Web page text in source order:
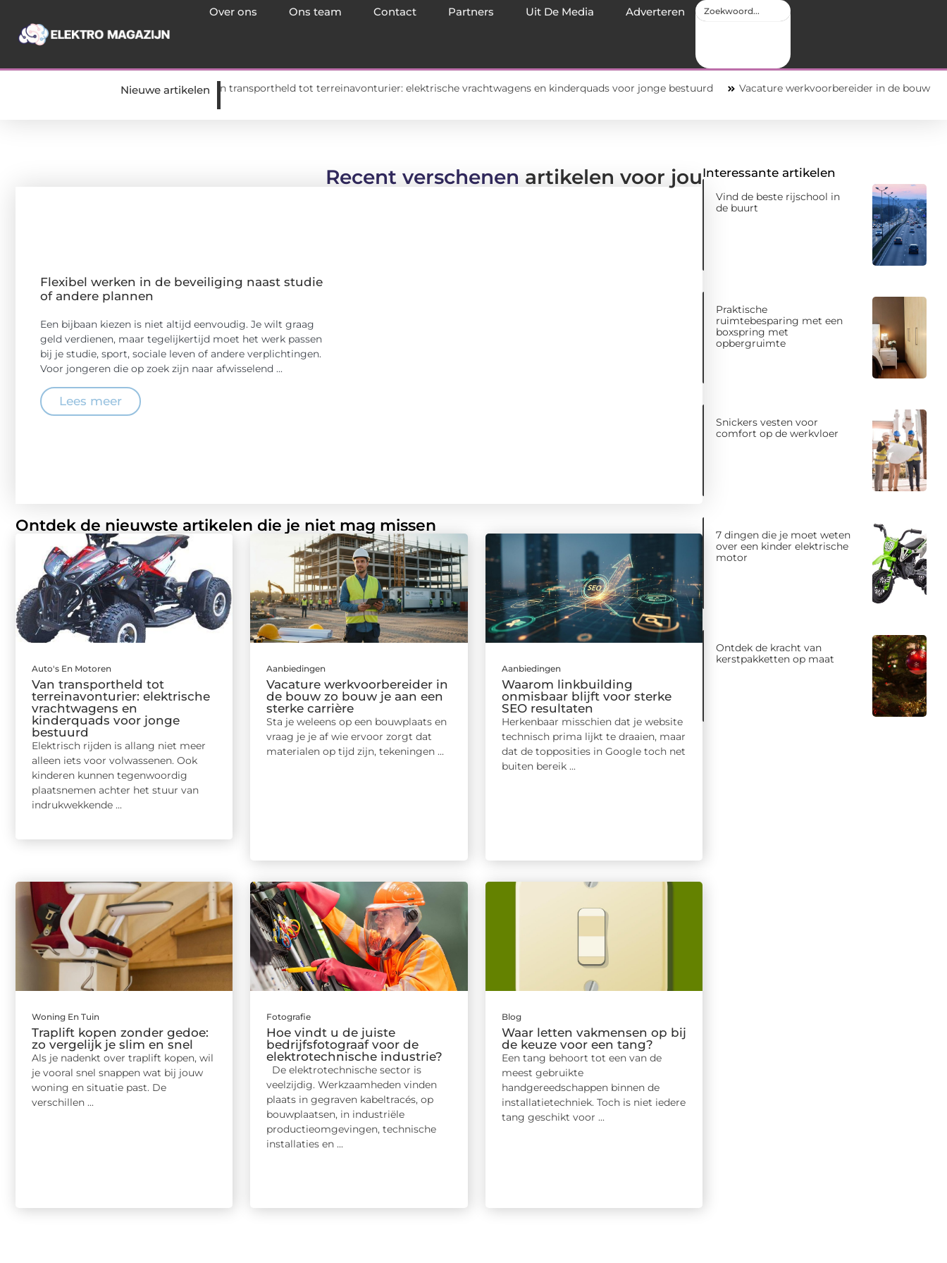
Over ons Ons team Contact Partners Uit De Media Adverteren
Nieuwe artikelen
Van transportheld tot terreinavonturier: elektrische vrachtwagens en kinderquads voor jonge bestuurd Vacature werkvoorbereider in de bouw zo bouw je aan
Recent verschenen artikelen voor jou
Flexibel werken in de beveiliging naast studie
of andere plannen
Een bijbaan kiezen is niet altijd eenvoudig. Je wilt graag
geld verdienen, maar tegelijkertijd moet het werk passen
bij je studie, sport, sociale leven of andere verplichtingen.
Voor jongeren die op zoek zijn naar afwisselend ...
Lees meer
Ontdek de nieuwste artikelen die je niet mag missen
Auto's En Motoren
Van transportheld tot
terreinavonturier: elektrische
vrachtwagens en
kinderquads voor jonge
bestuurd
Elektrisch rijden is allang niet meer
alleen iets voor volwassenen. Ook
kinderen kunnen tegenwoordig
plaatsnemen achter het stuur van
indrukwekkende ...
Aanbiedingen
Vacature werkvoorbereider in
de bouw zo bouw je aan een
sterke carrière
Sta je weleens op een bouwplaats en
vraag je je af wie ervoor zorgt dat
materialen op tijd zijn, tekeningen ...
Aanbiedingen
Waarom linkbuilding
onmisbaar blijft voor sterke
SEO resultaten
Herkenbaar misschien dat je website
technisch prima lijkt te draaien, maar
dat de topposities in Google toch net
buiten bereik ...
Woning En Tuin
Traplift kopen zonder gedoe:
zo vergelijk je slim en snel
Als je nadenkt over traplift kopen, wil
je vooral snel snappen wat bij jouw
woning en situatie past. De
verschillen ...
Fotografie
Hoe vindt u de juiste
bedrijfsfotograaf voor de
elektrotechnische industrie?
De elektrotechnische sector is
veelzijdig. Werkzaamheden vinden
plaats in gegraven kabeltracés, op
bouwplaatsen, in industriële
productieomgevingen, technische
installaties en ...
Blog
Waar letten vakmensen op bij
de keuze voor een tang?
Een tang behoort tot een van de
meest gebruikte
handgereedschappen binnen de
installatietechniek. Toch is niet iedere
tang geschikt voor ...
Interessante artikelen
Vind de beste rijschool in
de buurt
Praktische
ruimtebesparing met een
boxspring met
opbergruimte
Snickers vesten voor
comfort op de werkvloer
7 dingen die je moet weten
over een kinder elektrische
motor
Ontdek de kracht van
kerstpakketten op maat